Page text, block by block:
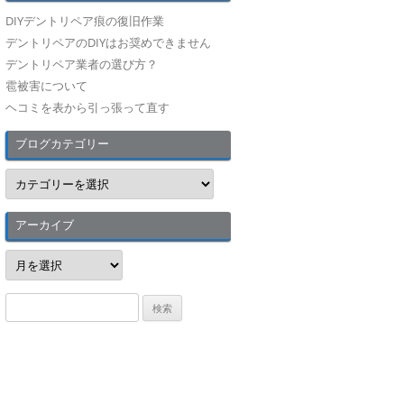
DIYデントリペア痕の復旧作業
デントリペアのDIYはお奨めできません
デントリペア業者の選び方？
雹被害について
ヘコミを表から引っ張って直す
ブログカテゴリー
ブ
ロ
グ
カ
テ
ゴ
リ
アーカイブ
ア
ー
カ
イ
索